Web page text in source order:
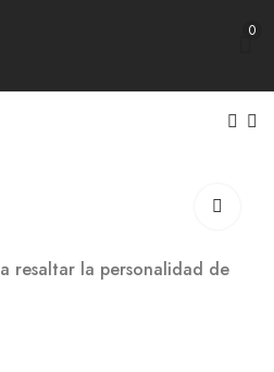
0
resaltar la personalidad de